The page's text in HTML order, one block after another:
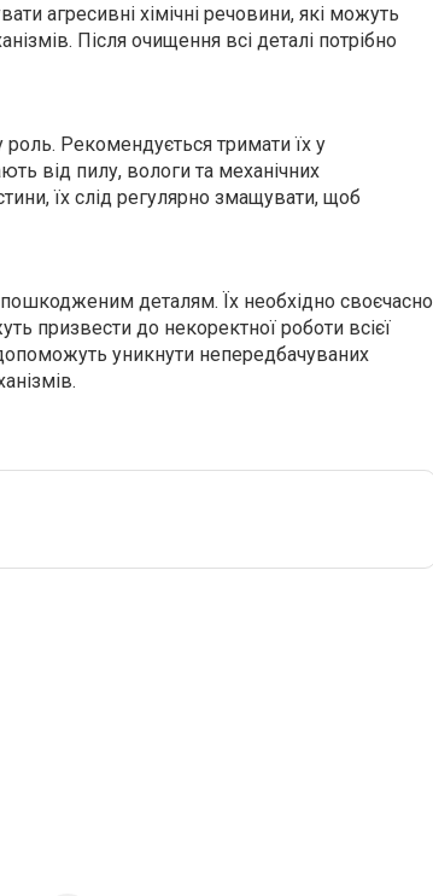
агресивні хімічні речовини, які можуть
Після очищення всі деталі потрібно
Рекомендується тримати їх у
від пилу, вологи та механічних
їх слід регулярно змащувати, щоб
деталям. Їх необхідно своєчасно
призвести до некоректної роботи всієї
уникнути непередбачуваних